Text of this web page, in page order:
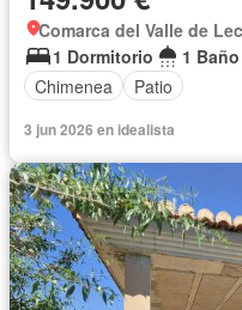
Comarca del Valle de
1 Dormitorio
1 Baño
Chimenea
Patio
3 jun 2026 en idealista